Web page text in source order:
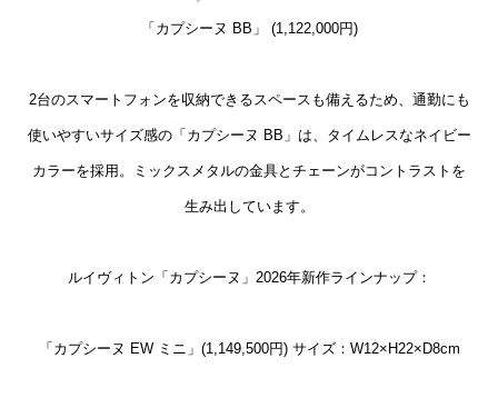
「カプシーヌ BB」 (1,122,000円)
2台のスマートフォンを収納できるスペースも備えるため、通勤にも
使いやすいサイズ感の「カプシーヌ BB」は、タイムレスなネイビー
カラーを採用。ミックスメタルの金具とチェーンがコントラストを
生み出しています。
ルイヴィトン「カプシーヌ」2026年新作ラインナップ：
「カプシーヌ EW ミニ」(1,149,500円) サイズ：W12×H22×D8cm